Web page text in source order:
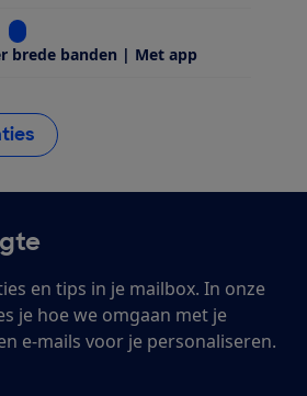
Bekijk informatie voor Opvallende
brede banden | Met app
en tips in je mailbox. In onze
je hoe we omgaan met je
e-mails voor je personaliseren.